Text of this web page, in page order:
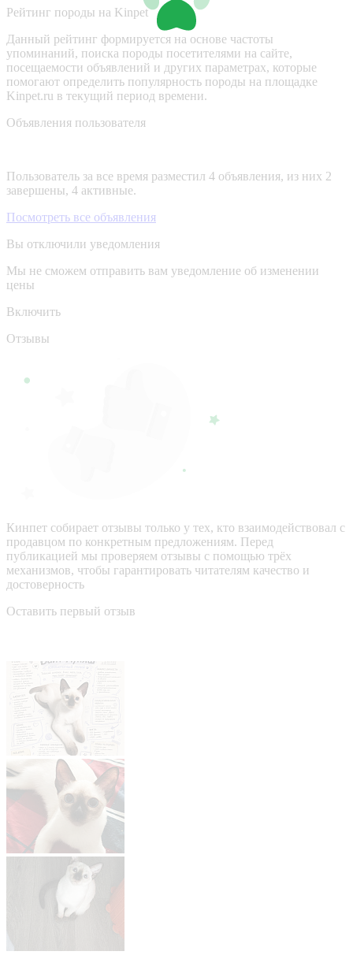
Рейтинг породы на Kinpet
Данный рейтинг формируется на основе частоты
упоминаний, поиска породы посетителями на сайте,
посещаемости объявлений и других параметрах, которые
помогают определить популярность породы на площадке
Kinpet.ru в текущий период времени.
Объявления пользователя
Пользователь за все время разместил 4 объявления, из них 2
завершены, 4 активные.
Посмотреть все объявления
Вы отключили уведомления
Мы не сможем отправить вам уведомление об изменении
цены
Включить
Отзывы
Кинпет собирает отзывы только у тех, кто взаимодействовал с
продавцом по конкретным предложениям. Перед
публикацией мы проверяем отзывы с помощью трёх
механизмов, чтобы гарантировать читателям качество и
достоверность
Оставить первый отзыв